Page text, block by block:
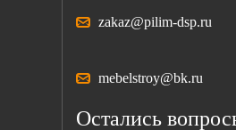
zakaz@pilim-dsp.ru
mebelstroy@bk.ru
Остались